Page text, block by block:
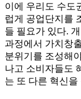
이에 우리도 수도
럽게 공업단지를
들 필요가 있다.
과정에서 가치창
분위기를 조성해
나고 소비자들도
는 또 다른 혁신을